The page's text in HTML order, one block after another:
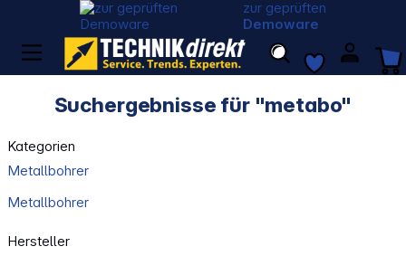
zur geprüften
Demoware
Suchergebnisse für "metabo"
Kategorien
Metallbohrer
Metallbohrer
Hersteller